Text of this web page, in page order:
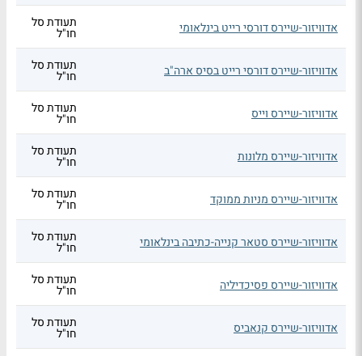
אדוויזור-שיירס דורסי רייט בינלאומי תעודת סל
חו"ל
אדוויזור-שיירס דורסי רייט בסיס ארה"ב תעודת סל
חו"ל
אדוויזור-שיירס וייס תעודת סל
חו"ל
אדוויזור-שיירס מלונות תעודת סל
חו"ל
אדוויזור-שיירס מניות ממוקד תעודת סל
חו"ל
אדוויזור-שיירס סטאר קנייה-כתיבה בינלאומי תעודת סל
חו"ל
אדוויזור-שיירס פסיכדיליה תעודת סל
חו"ל
אדוויזור-שיירס קנאביס תעודת סל
חו"ל